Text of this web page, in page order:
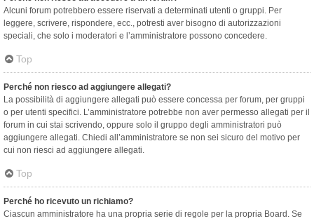
Alcuni forum potrebbero essere riservati a determinati utenti o gruppi. Per
leggere, scrivere, rispondere, ecc., potresti aver bisogno di autorizzazioni
speciali, che solo i moderatori e l’amministratore possono concedere.
Top
Perché non riesco ad aggiungere allegati?
La possibilità di aggiungere allegati può essere concessa per forum, per gruppi
o per utenti specifici. L’amministratore potrebbe non aver permesso allegati per il
forum in cui stai scrivendo, oppure solo il gruppo degli amministratori può
aggiungere allegati. Chiedi all’amministratore se non sei sicuro del motivo per
cui non riesci ad aggiungere allegati.
Top
Perché ho ricevuto un richiamo?
Ciascun amministratore ha una propria serie di regole per la propria Board. Se